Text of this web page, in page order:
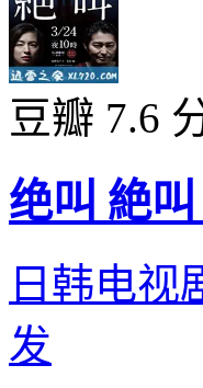
豆瓣 7.6
绝叫 絶叫
日韩电视
发